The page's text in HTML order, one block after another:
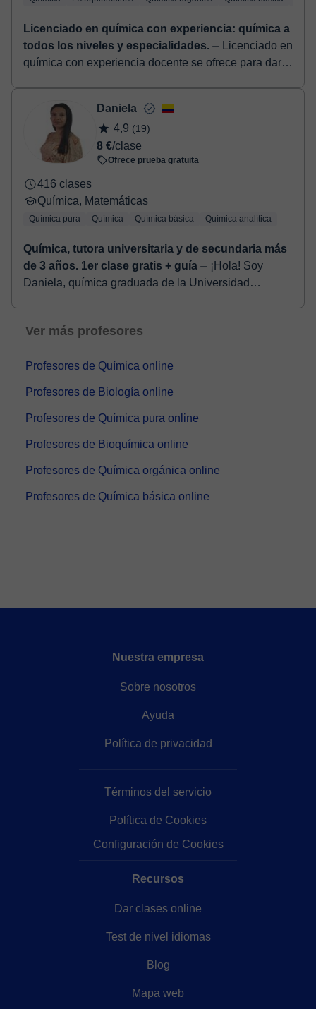
Licenciado en química con experiencia: química a
todos los niveles y especialidades. ⏤ Licenciado en
química con experiencia docente se ofrece para dar
Daniela
4,9 (19)
8 €/clase
Ofrece prueba gratuita
416 clases
Química, Matemáticas
Química pura Química Química básica Química analítica
Química, tutora universitaria y de secundaria más
de 3 años. 1er clase gratis + guía ⏤ ¡Hola! Soy
Daniela, química graduada de la Universidad
Ver más profesores
Profesores de Química online
Profesores de Biología online
Profesores de Química pura online
Profesores de Bioquímica online
Profesores de Química orgánica online
Profesores de Química básica online
Nuestra empresa
Sobre nosotros
Ayuda
Política de privacidad
Términos del servicio
Política de Cookies
Configuración de Cookies
Recursos
Dar clases online
Test de nivel idiomas
Blog
Mapa web